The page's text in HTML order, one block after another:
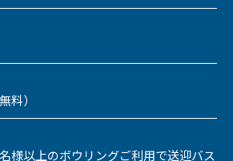
料）
様以上のボウリングご利用で送迎バス